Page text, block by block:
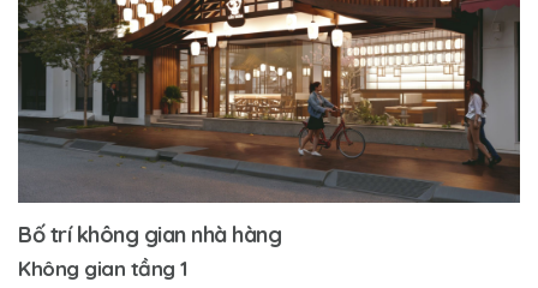
Bố trí không gian nhà hàng
Không gian tầng 1